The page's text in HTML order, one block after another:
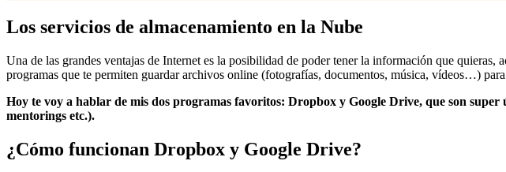
Los servicios de almacenamiento en la Nube
Una de las grandes ventajas de Internet es la posibilidad de poder tener la información que quieras,
programas que te permiten guardar archivos online (fotografías, documentos, música, vídeos…)
Hoy te voy a hablar de mis dos programas favoritos: Dropbox y Google Drive, que son
mentorings etc.).
¿Cómo funcionan Dropbox y Google Drive?